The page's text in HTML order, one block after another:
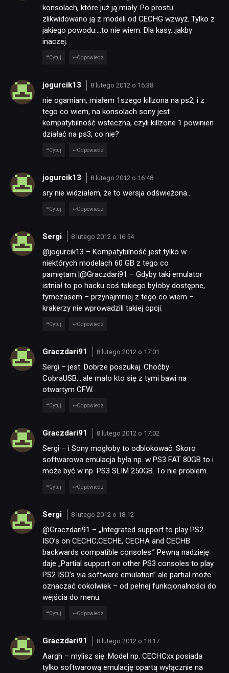
konsolach, które już ją miały. Po prostu
zlikwidowano ją z modeli od CECHG wzwyż. Tylko z
jakiego powodu….to nie wiem. Dla kasy…jakby
inaczej.
Cytuj Odpowiedz
jogurcik13 8 lutego 2012 o 16:38
nie ogarniam, miałem 1szego killzona na ps2, i z
tego co wiem, na konsolach sony jest
kompatybilność wsteczna, czyli killzone 1 powinien
działać na ps3, co nie?
Cytuj Odpowiedz
jogurcik13 8 lutego 2012 o 16:48
sry nie widziałem, że to wersja odświeżona…
Cytuj Odpowiedz
Sergi 8 lutego 2012 o 16:54
@jogurcik13 – Kompatybilność jest tylko w
niektórych modelach 60 GB z tego co
pamiętam.|@Graczdari91 – Gdyby taki emulator
istniał to po hacku coś takiego byłoby dostępne,
tymczasem – przynajmniej z tego co wiem –
krakerzy nie wprowadzili takiej opcji.
Cytuj Odpowiedz
Graczdari91 8 lutego 2012 o 17:01
Sergi – jest. Dobrze poszukaj. Choćby
CobraUSB….ale mało kto się z tymi bawi na
otwartym CFW.
Cytuj Odpowiedz
Graczdari91 8 lutego 2012 o 17:02
Sergi – i Sony mogłoby to odblokować. Skoro
softwarowa emulacja była np. w PS3 FAT 80GB to i
może być w np. PS3 SLIM 250GB. To nie problem.
Cytuj Odpowiedz
Sergi 8 lutego 2012 o 18:12
@Graczdari91 – „Integrated support to play PS2
ISO’s on CECHC,CECHE, CECHA and CECHB
backwards compatible consoles.” Pewną nadzieję
daje „Partial support on other PS3 consoles to play
PS2 ISO’s via software emulation” ale partial może
oznaczać cokolwiek – od pełnej funkcjonalności do
wejścia do menu.
Cytuj Odpowiedz
Graczdari91 8 lutego 2012 o 18:17
Aargh – mylisz się. Model np. CECHCxx posiada
tylko softwarową emulację opartą wyłącznie na